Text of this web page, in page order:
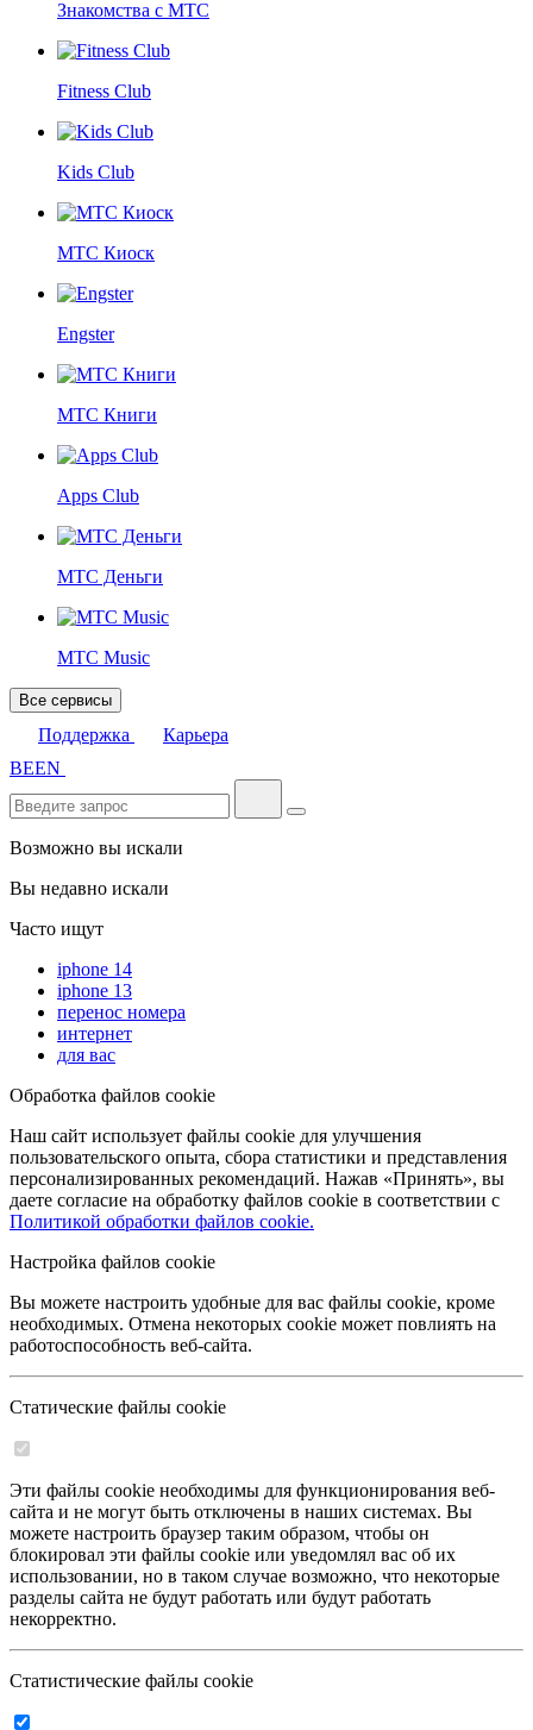
Знакомства с МТС
Fitness Club
Kids Club
МТС Киоск
Engster
МТС Книги
Apps Club
МТС Деньги
МТС Music
Все сервисы
Поддержка
Карьера
BEEN
Возможно вы искали
Вы недавно искали
Часто ищут
iphone 14
iphone 13
перенос номера
интернет
для вас
Обработка файлов cookie
Наш сайт использует файлы cookie для улучшения
пользовательского опыта, сбора статистики и представления
персонализированных рекомендаций. Нажав «Принять», вы
даете согласие на обработку файлов cookie в соответствии с
Политикой обработки файлов cookie.
Настройка файлов cookie
Вы можете настроить удобные для вас файлы cookie, кроме
необходимых. Отмена некоторых cookie может повлиять на
работоспособность веб-сайта.
Статические файлы cookie
Эти файлы cookie необходимы для функционирования веб-
сайта и не могут быть отключены в наших системах. Вы
можете настроить браузер таким образом, чтобы он
блокировал эти файлы cookie или уведомлял вас об их
использовании, но в таком случае возможно, что некоторые
разделы сайта не будут работать или будут работать
некорректно.
Статистические файлы cookie